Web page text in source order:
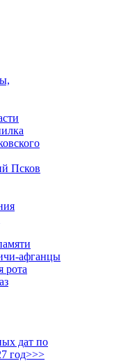
Псков
афганцы
рота
дат по
год>>>